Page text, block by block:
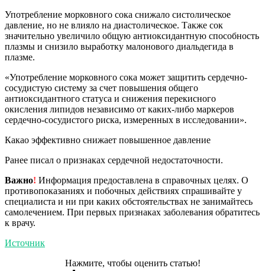
Употребление морковного сока снижало систолическое
давление, но не влияло на диастолическое. Также сок
значительно увеличило общую антиоксидантную способность
плазмы и снизило выработку малонового диальдегида в
плазме.
«Употребление морковного сока может защитить сердечно-
сосудистую систему за счет повышения общего
антиоксидантного статуса и снижения перекисного
окисления липидов независимо от каких-либо маркеров
сердечно-сосудистого риска, измеренных в исследовании».
Какао эффективно снижает повышенное давление
Ранее писал о признаках сердечной недостаточности.
Важно! Информация предоставлена в справочных целях. О
противопоказаниях и побочных действиях спрашивайте у
специалиста и ни при каких обстоятельствах не занимайтесь
самолечением. При первых признаках заболевания обратитесь
к врачу.
Источник
Нажмите, чтобы оценить статью!